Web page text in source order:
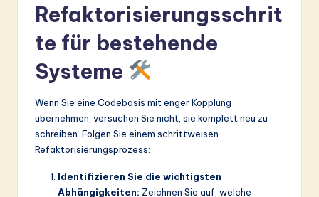
Refaktorisierungsschrit
te für bestehende
Systeme
Wenn Sie eine Codebasis mit enger Kopplung
übernehmen, versuchen Sie nicht, sie komplett neu zu
schreiben. Folgen Sie einem schrittweisen
Refaktorisierungsprozess:
Identifizieren Sie die wichtigsten
Abhängigkeiten: Zeichnen Sie auf, welche